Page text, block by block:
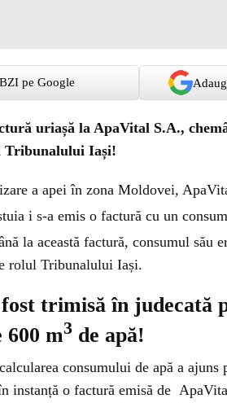
pe Google
uriașă la ApaVital S.A.,
Tribunalului Iași!
a apei în zona Moldovei,
i s-a emis o factură cu un
la această factură, consumul său
rolul Tribunalului Iași.
trimisă în judecată
600 m3 de apă!
consumului de apă a ajuns
instanță o factură emisă de